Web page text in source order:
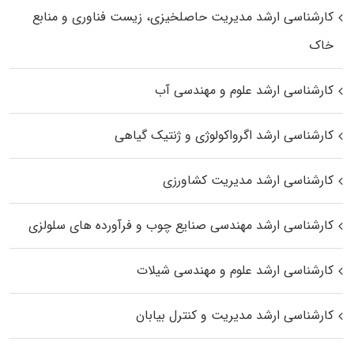
کارشناسی ارشد مدیریت حاصلخیزی، زیست فناوری و منابع
خاک
کارشناسی ارشد علوم و مهندسی آب
کارشناسی ارشد اگرواکولوژی و ژنتیک گیاهی
کارشناسی ارشد مدیریت کشاورزی
کارشناسی ارشد مهندسی صنایع چوب و فرآورده‌ های سلولزی
کارشناسی ارشد علوم و مهندسی شیلات
کارشناسی ارشد مدیریت و کنترل بیابان